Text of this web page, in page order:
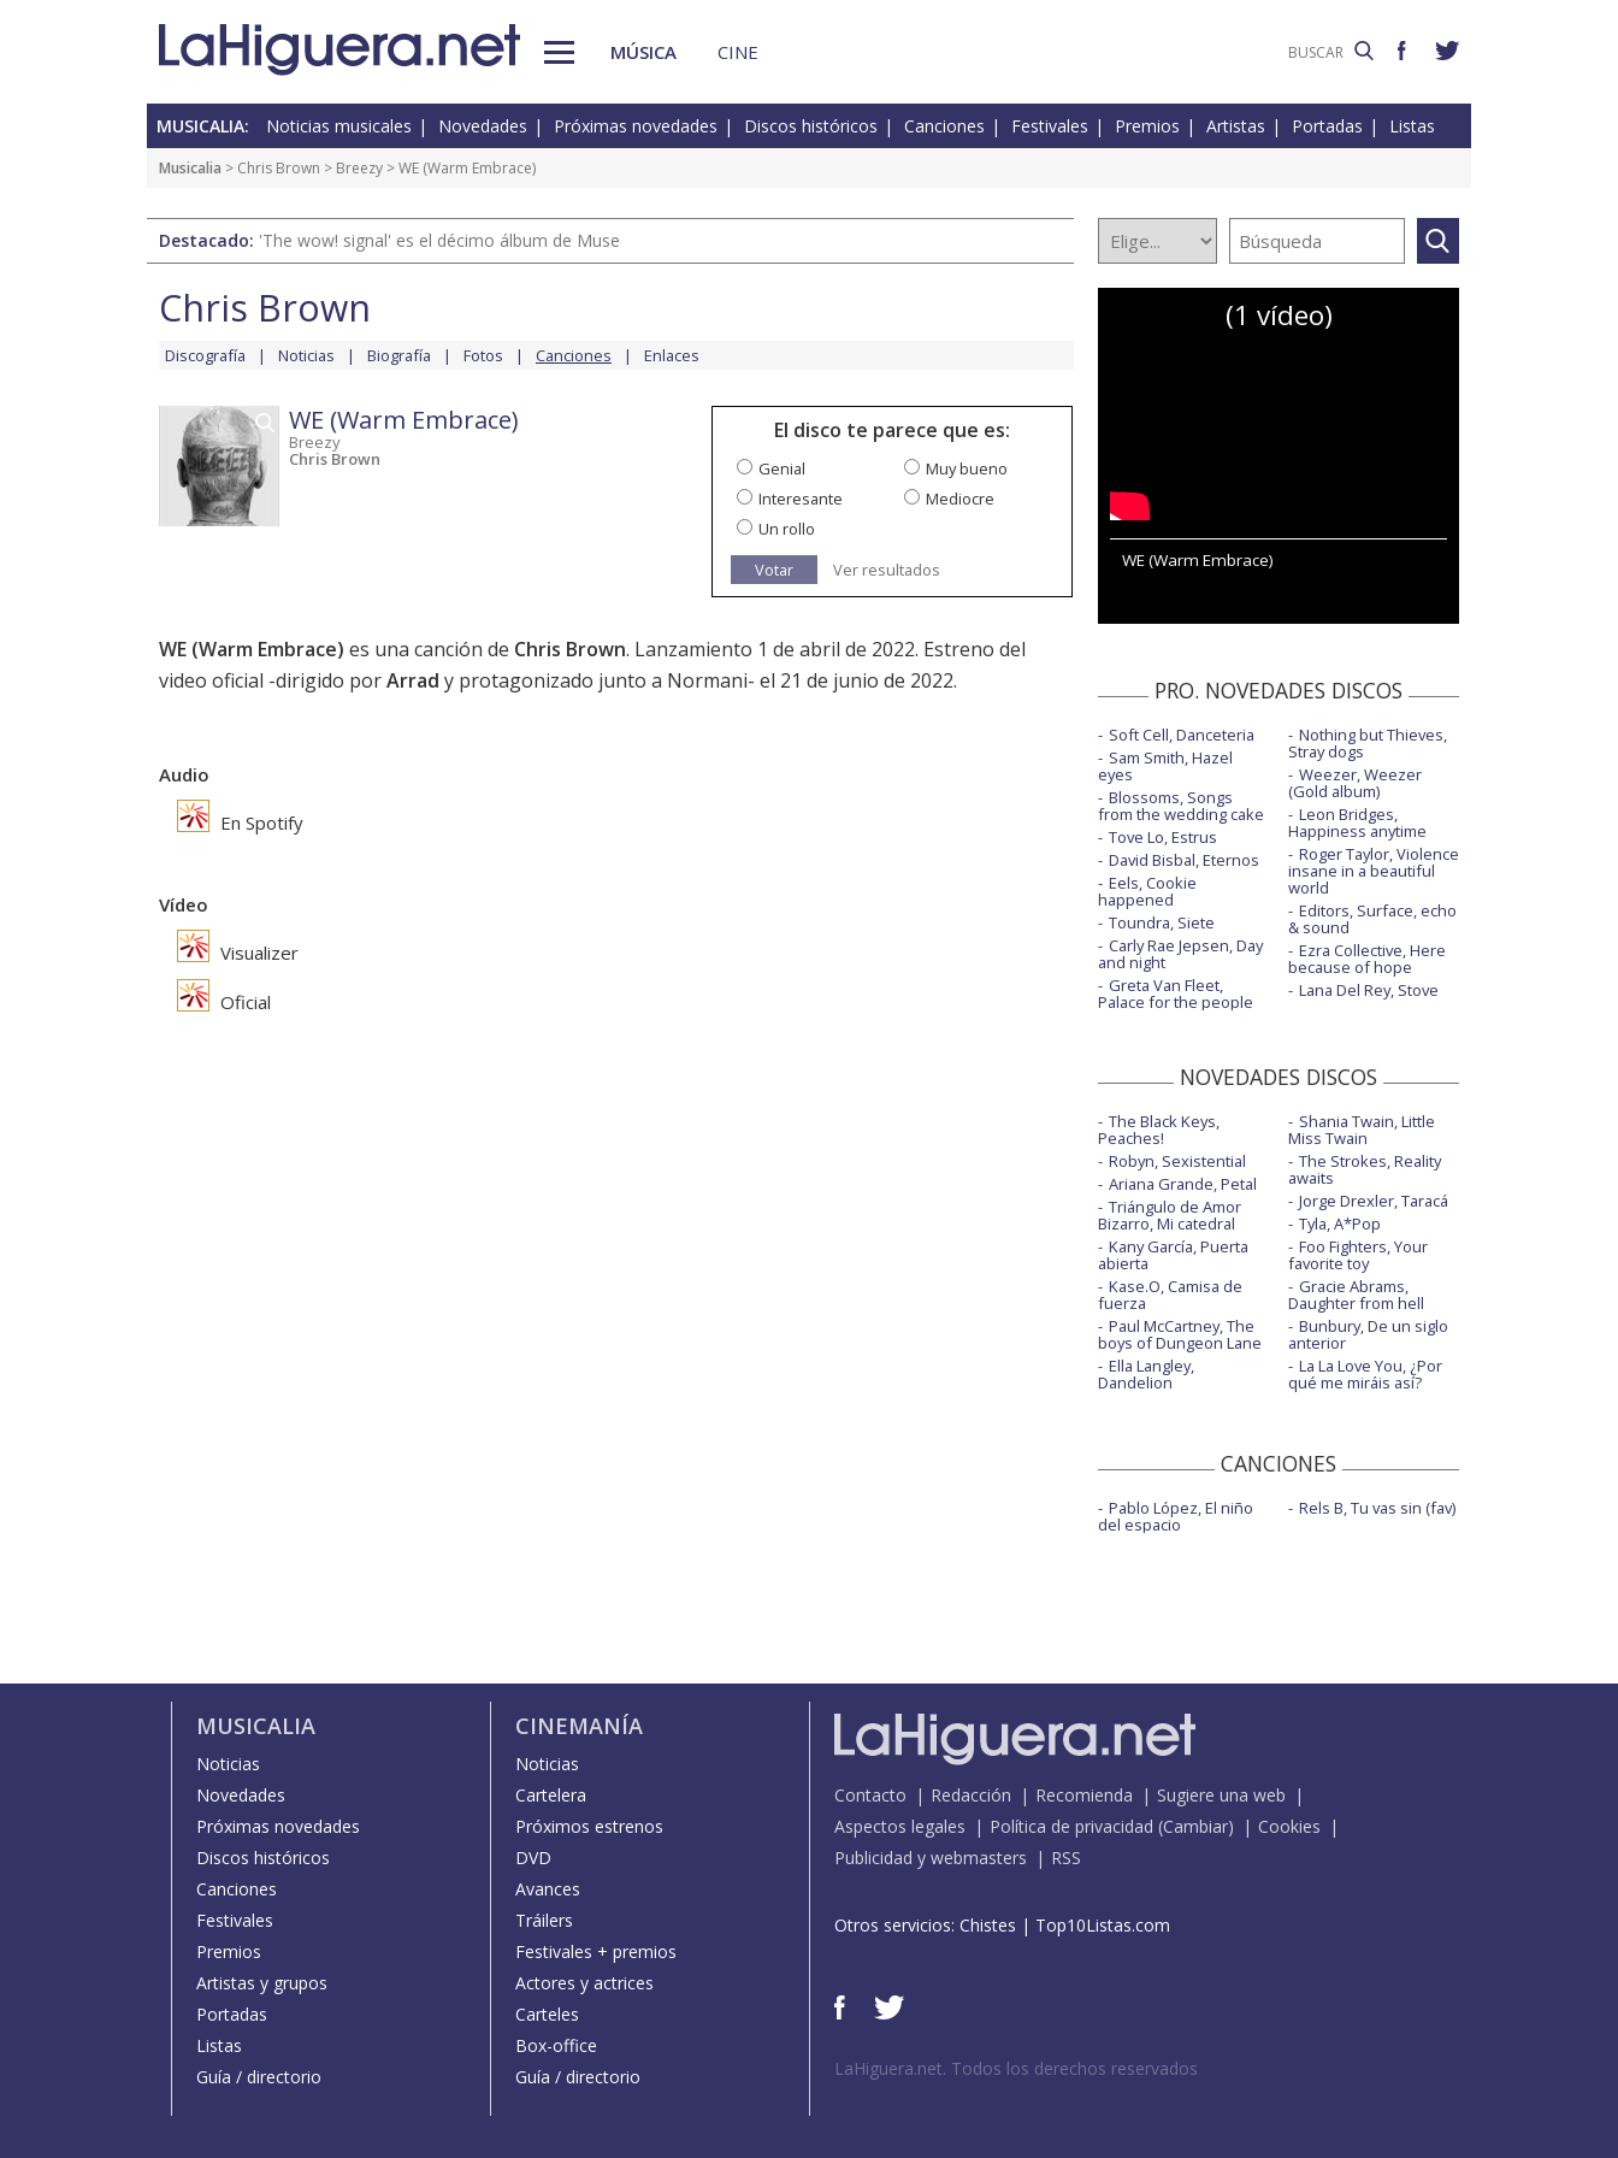
MÚSICA CINE
MUSICALIA: Noticias musicales Novedades Próximas novedades Discos históricos Canciones Festivales Premios Artistas Portadas Listas
Musicalia > Chris Brown > Breezy > WE (Warm Embrace)
Destacado: 'The wow! signal' es el décimo álbum de Muse
Chris Brown
Discografía Noticias Biografía Fotos Canciones Enlaces
WE (Warm Embrace)
Breezy
Chris Brown
El disco te parece que es:
Genial
Muy bueno
Interesante
Mediocre
Un rollo
Votar
Ver resultados
WE (Warm Embrace) es una canción de Chris Brown. Lanzamiento 1 de abril de 2022. Estreno del
video oficial -dirigido porArrad y protagonizado junto a Normani- el 21 de junio de 2022.
Audio
En Spotify
Vídeo
Visualizer
Oficial
(1 vídeo)
WE (Warm Embrace)
PRO. NOVEDADES DISCOS
Soft Cell, Danceteria
Sam Smith, Hazel
eyes
Blossoms, Songs
from the wedding cake
Tove Lo, Estrus
David Bisbal, Eternos
Eels, Cookie
happened
Toundra, Siete
Carly Rae Jepsen, Day
and night
Greta Van Fleet,
Palace for the people
Nothing but Thieves,
Stray dogs
Weezer, Weezer
(Gold album)
Leon Bridges,
Happiness anytime
Roger Taylor, Violence
insane in a beautiful
world
Editors, Surface, echo
& sound
Ezra Collective, Here
because of hope
Lana Del Rey, Stove
NOVEDADES DISCOS
The Black Keys,
Peaches!
Robyn, Sexistential
Ariana Grande, Petal
Triángulo de Amor
Bizarro, Mi catedral
Kany García, Puerta
abierta
Kase.O, Camisa de
fuerza
Paul McCartney, The
boys of Dungeon Lane
Ella Langley,
Dandelion
Shania Twain, Little
Miss Twain
The Strokes, Reality
awaits
Jorge Drexler, Taracá
Tyla, A*Pop
Foo Fighters, Your
favorite toy
Gracie Abrams,
Daughter from hell
Bunbury, De un siglo
anterior
La La Love You, ¿Por
qué me miráis así?
CANCIONES
Pablo López, El niño
del espacio
Rels B, Tu vas sin (fav)
MUSICALIA
Noticias
Novedades
Próximas novedades
Discos históricos
Canciones
Festivales
Premios
Artistas y grupos
Portadas
Listas
Guía / directorio
CINEMANÍA
Noticias
Cartelera
Próximos estrenos
DVD
Avances
Tráilers
Festivales + premios
Actores y actrices
Carteles
Box-office
Guía / directorio
Contacto Redacción Recomienda
Sugiere una web
Aspectos legales
Política de privacidad (Cambiar)
Cookies
Publicidad y webmasters
RSS
Otros servicios: Chistes | Top10Listas.com
LaHiguera.net. Todos los derechos reservados